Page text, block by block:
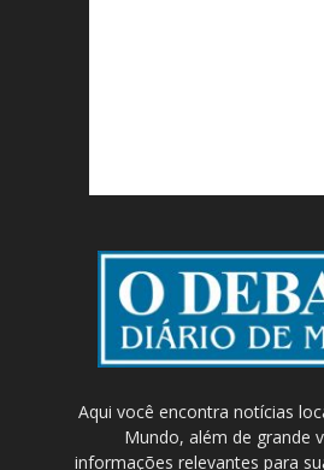
Aqui você encontra notícias
Mundo, além de grande
informações relevantes para